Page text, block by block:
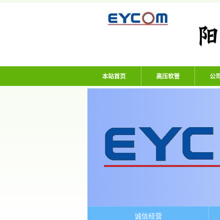
阳谷亿通塑胶有
本站首页 高压软管 公
诚信经营